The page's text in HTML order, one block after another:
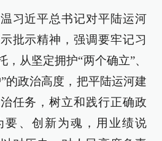
习近平总书记对平陆运河
批示精神，强调要牢记习
从坚定拥护“两个确立”、
的政治高度，把平陆运河建
任务，树立和践行正确政
要、创新为魂，用业绩说